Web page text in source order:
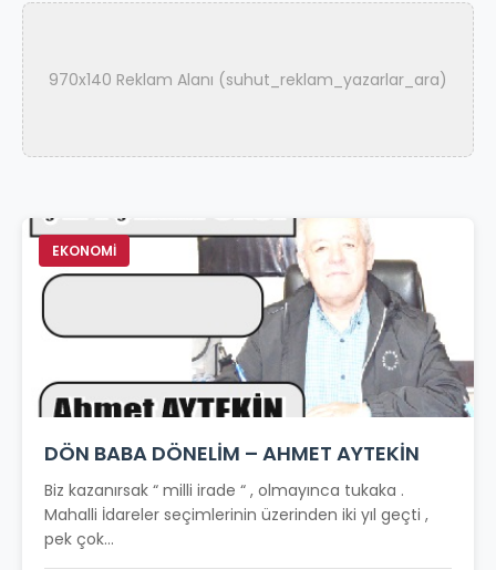
970x140 Reklam Alanı (suhut_reklam_yazarlar_ara)
EKONOMİ
DÖN BABA DÖNELİM – AHMET AYTEKİN
Biz kazanırsak “ milli irade “ , olmayınca tukaka .
Mahalli İdareler seçimlerinin üzerinden iki yıl geçti ,
pek çok...